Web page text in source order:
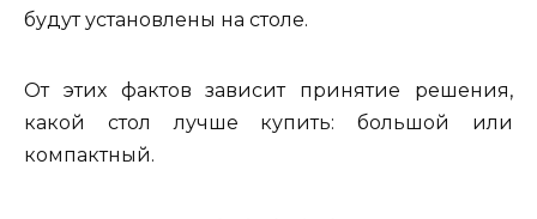
будут установлены на столе.
От этих фактов зависит принятие решения,
какой стол лучше купить: большой или
компактный.